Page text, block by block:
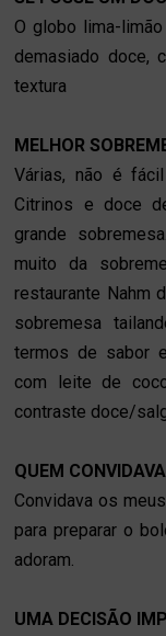
O globo lima-
demasiado doce,
textura
MELHOR
Várias, não é
Citrinos e doce
grande
muito da
restaurante Nahm
sobremesa
termos de sabor
com leite de
contraste doce/
QUEM
Convidava os
para preparar o
adoram.
UMA DECISÃO